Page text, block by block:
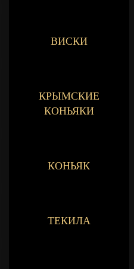
ВИСКИ
КРЫМСКИЕ
КОНЬЯКИ
КОНЬЯК
ТЕКИЛА